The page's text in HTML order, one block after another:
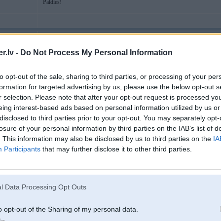
- Do Not Process My Personal Information
opt-out of the sale, sharing to third parties, or processing of your
for targeted advertising by us, please use the below opt-out
selection. Please note that after your opt-out request is processed
interest-based ads based on personal information utilized by us
to third parties prior to your opt-out. You may separately
of your personal information by third parties on the IAB’s list of
This information may also be disclosed by us to third parties on the
Participants that may further disclose it to other third parties.
Data Processing Opt Outs
opt-out of the Sharing of my personal data.
Paldies!
Gran
Gran Coupe
Liec taadu izmeeru, kaads paredzeets !
Patiesība mūsdienās tiek uzskatīta par naida runu.
Чей Венесуэла?
19. Mar 2010, 14:32